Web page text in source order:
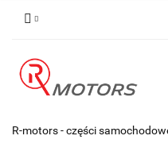
R-motors - części